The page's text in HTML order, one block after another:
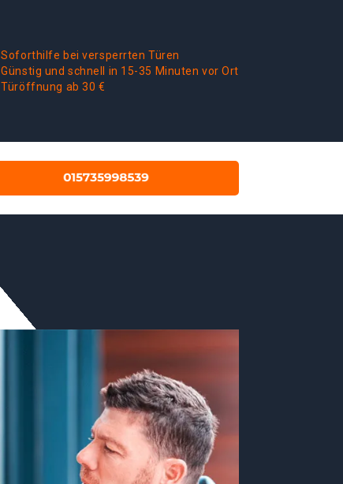
Soforthilfe bei versperrten Türen
Günstig und schnell in 15-35 Minuten vor Ort
Türöffnung ab 30 €